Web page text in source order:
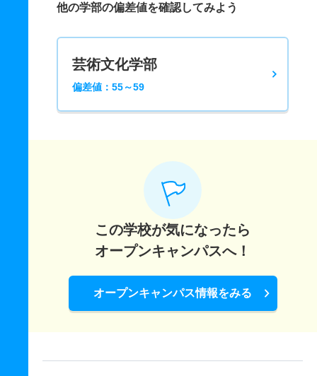
他の学部の偏差値を確認してみよう
芸術文化学部
偏差値：55～59
この学校が気になったら
オープンキャンパスへ！
オープンキャンパス情報をみる